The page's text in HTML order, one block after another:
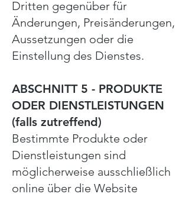
Dritten gegenüber für
Änderungen, Preisänderungen,
Aussetzungen oder die
Einstellung des Dienstes.
ABSCHNITT 5 - PRODUKTE
ODER DIENSTLEISTUNGEN
(falls zutreffend)
Bestimmte Produkte oder
Dienstleistungen sind
möglicherweise ausschließlich
online über die Website